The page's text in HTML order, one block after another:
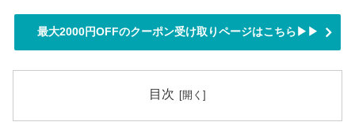
最大2000円OFFのクーポン受け取りページはこちら▶▶
目次